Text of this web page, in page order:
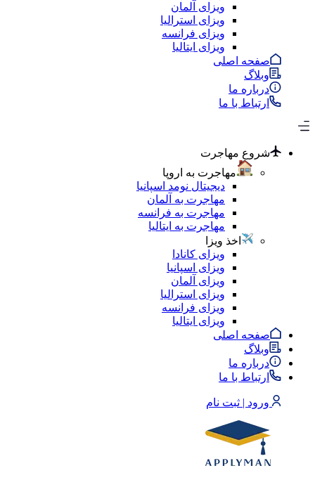
ویزای آلمان
ویزای استرالیا
ویزای فرانسه
ویزای ایتالیا
صفحه اصلی
وبلاگ
درباره ما
ارتباط با ما
شروع مهاجرت
مهاجرت به اروپا
دیجیتال نومد اسپانیا
مهاجرت به آلمان
مهاجرت به فرانسه
مهاجرت به ایتالیا
اخذ ویزا
ویزای کانادا
ویزای اسپانیا
ویزای آلمان
ویزای استرالیا
ویزای فرانسه
ویزای ایتالیا
صفحه اصلی
وبلاگ
درباره ما
ارتباط با ما
ورود | ثبت نام